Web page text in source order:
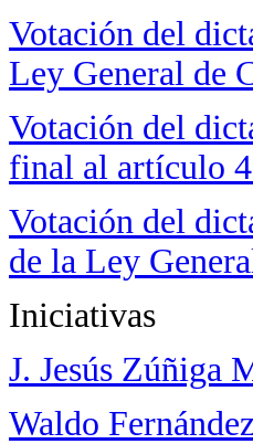
Votación del
Ley General de
Votación del
final al artículo
Votación del
de la Ley
Iniciativas
J. Jesús Zúñiga
Waldo